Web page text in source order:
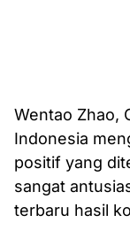
Wentao Zhao,
Indonesia
positif yang
sangat
terbaru hasil